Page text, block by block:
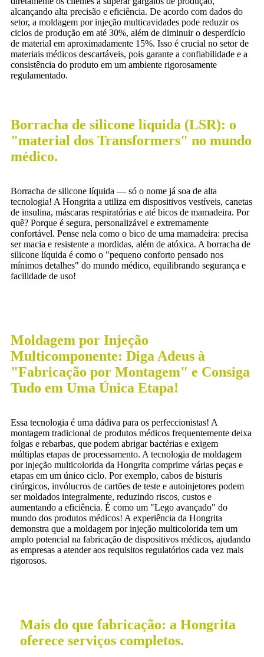
alcançando alta precisão e eficiência. De acordo com dados do
setor, a moldagem por injeção multicavidades pode reduzir os
ciclos de produção em até 30%, além de diminuir o desperdício
de material em aproximadamente 15%. Isso é crucial no setor de
materiais médicos descartáveis, pois garante a confiabilidade e a
consistência do produto em um ambiente rigorosamente
regulamentado.
Borracha de silicone líquida (LSR): o
"material dos Transformers" no mundo
médico.
Borracha de silicone líquida — só o nome já soa de alta
tecnologia! A Hongrita a utiliza em dispositivos vestíveis, canetas
de insulina, máscaras respiratórias e até bicos de mamadeira. Por
quê? Porque é segura, personalizável e extremamente
confortável. Pense nela como o bico de uma mamadeira: precisa
ser macia e resistente a mordidas, além de atóxica. A borracha de
silicone líquida é como o "pequeno conforto pensado nos
mínimos detalhes" do mundo médico, equilibrando segurança e
facilidade de uso!
Moldagem por Injeção
Multicomponente: Diga Adeus à
"Fabricação por Montagem" e Consiga
Tudo em Uma Única Etapa!
Essa tecnologia é uma dádiva para os perfeccionistas! A
montagem tradicional de produtos médicos frequentemente deixa
folgas e rebarbas, que podem abrigar bactérias e exigem
múltiplas etapas de processamento. A tecnologia de moldagem
por injeção multicolorida da Hongrita comprime várias peças e
etapas em um único ciclo. Por exemplo, cabos de bisturis
cirúrgicos, invólucros de cartões de teste e autoinjetores podem
ser moldados integralmente, reduzindo riscos, custos e
aumentando a eficiência. É como um "Lego avançado" do
mundo dos produtos médicos! A experiência da Hongrita
demonstra que a moldagem por injeção multicolorida tem um
amplo potencial na fabricação de dispositivos médicos, ajudando
as empresas a atender aos requisitos regulatórios cada vez mais
rigorosos.
Mais do que fabricação: a Hongrita
oferece serviços completos.